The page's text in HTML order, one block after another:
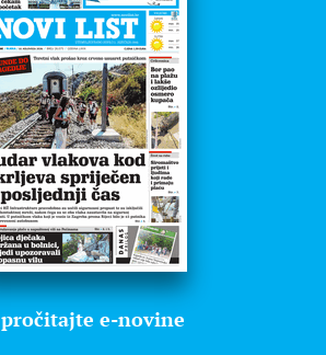
pročitajte e-novine